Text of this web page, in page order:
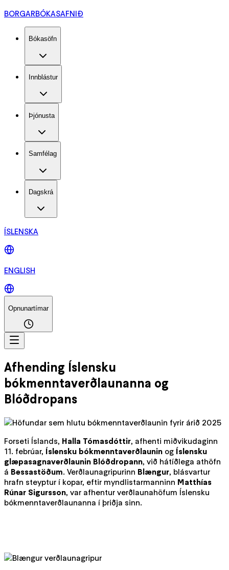
BORGARBÓKASAFNIÐ
Bókasöfn
Innblástur
Þjónusta
Samfélag
Dagskrá
ÍSLENSKA
ENGLISH
Opnunartímar
Afhending Íslensku
bókmenntaverðlaunanna og
Blóðdropans
Forseti Íslands, Halla Tómasdóttir, afhenti miðvikudaginn
11. febrúar, Íslensku bókmenntaverðlaunin og Íslensku
glæpasagnaverðlaunin Blóðdropann, við hátíðlega athöfn
á Bessastöðum. Verðlaunagripurinn Blængur, blásvartur
hrafn steyptur í kopar, eftir myndlistarmanninn Matthías
Rúnar Sigursson, var afhentur verðlaunahöfum Íslensku
bókmenntaverðlaunanna í þriðja sinn.